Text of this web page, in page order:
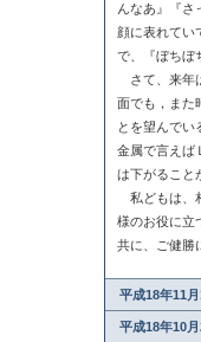
んなあ』『さ
顔に表れてい
で、『ぼちぼ
さて、来年
面でも，また
とを望んでい
金属で言えば
は下がること
私どもは、
様のお役に立
共に、ご健勝
平成18年11
平成18年10